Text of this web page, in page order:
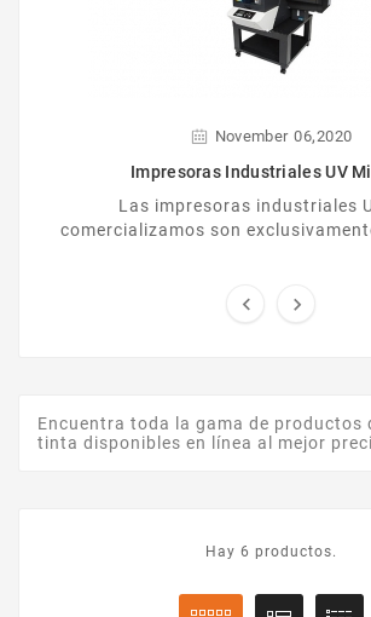
November 06,2020
Impresoras Industriales UV
Las impresoras industriales
comercializamos son
 
Encuentra toda la gama de productos
tinta disponibles en línea al mejor
Hay 6 productos.